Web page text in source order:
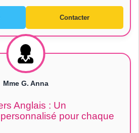
Contacter
Mme G. Anna
Anglais : Un
pour chaque